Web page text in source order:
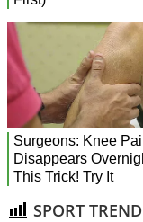
SPORT TREND